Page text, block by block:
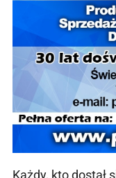
Każdy, kto dostał